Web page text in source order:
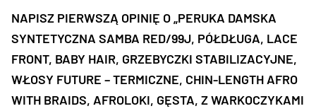
NAPISZ PIERWSZĄ OPINIĘ O „PERUKA DAMSKA
SYNTETYCZNA SAMBA RED/99J, PÓŁDŁUGA, LACE
FRONT, BABY HAIR, GRZEBYCZKI STABILIZACYJNE,
WŁOSY FUTURE – TERMICZNE, CHIN-LENGTH AFRO
WITH BRAIDS, AFROLOKI, GĘSTA, Z WARKOCZYKAMI